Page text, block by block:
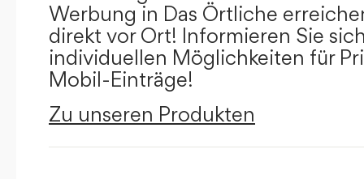
Werbung in Das Örtliche
direkt vor Ort! Informieren Sie
individuellen Möglichkeiten für
Mobil-Einträge!
Zu unseren Produkten